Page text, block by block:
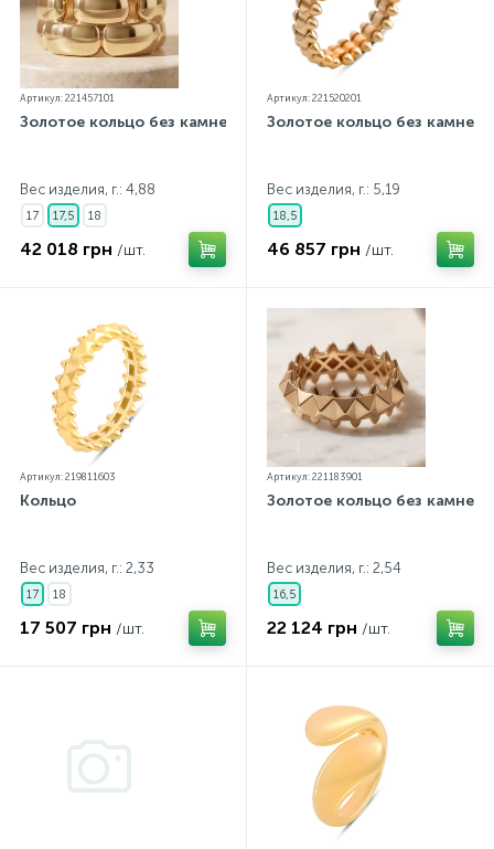
Артикул: 221457101
Золотое кольцо без камней
Вес изделия, г.: 4,88
17 17,5 18
42 018 грн /шт.
Артикул: 221520201
Золотое кольцо без камней
Вес изделия, г.: 5,19
18,5
46 857 грн /шт.
Артикул: 219811603
Кольцо
Вес изделия, г.: 2,33
17 18
17 507 грн /шт.
Артикул: 221183901
Золотое кольцо без камней
Вес изделия, г.: 2,54
16,5
22 124 грн /шт.